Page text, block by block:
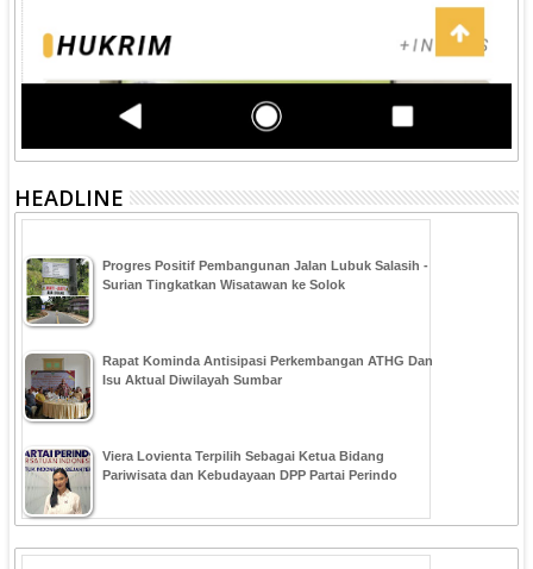
HEADLINE
Progres Positif Pembangunan Jalan Lubuk Salasih -
Surian Tingkatkan Wisatawan ke Solok
Rapat Kominda Antisipasi Perkembangan ATHG Dan
Isu Aktual Diwilayah Sumbar
Viera Lovienta Terpilih Sebagai Ketua Bidang
Pariwisata dan Kebudayaan DPP Partai Perindo